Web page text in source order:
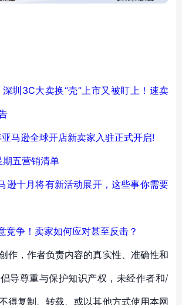
圳3C大卖换“壳”上市又被盯上！速卖
马逊全球开店新卖家入驻正式开启!
五营销清单
逊十月将有新活动展开，这些事你需要
竞争！卖家如何应对甚至反击？
作，作者负责内容的真实性、准确性和
导尊重与保护知识产权，未经作者和/
得复制、转载、或以其他方式使用本网